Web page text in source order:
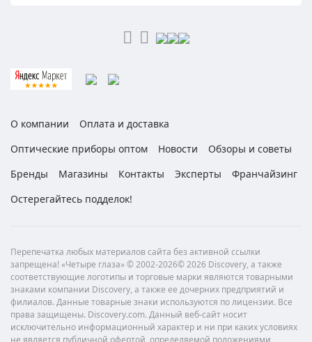
О компании
Оплата и доставка
Оптические приборы оптом
Новости
Обзоры и советы
Бренды
Магазины Контакты Эксперты
Франчайзинг
Остерегайтесь подделок!
Перепечатка любых материалов сайта без активной ссылки
запрещена! «Четыре глаза» © 2002-2026© 2026 Discovery, а также
соответствующие логотипы и торговые марки являются товарными
знаками компании Discovery, а также ее дочерних предприятий и
филиалов. Данные товарные знаки используются по лицензии. Все
права защищены. Discovery.com. Данный веб-сайт носит
исключительно информационный характер и ни при каких условиях
не является публичной офертой, определяемой положениями